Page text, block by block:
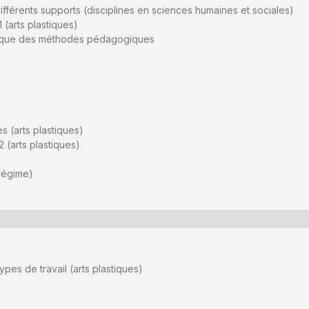
supports (disciplines en sciences humaines et sociales)
(arts plastiques)
des méthodes pédagogiques
(arts plastiques)
(arts plastiques)
de travail (arts plastiques)